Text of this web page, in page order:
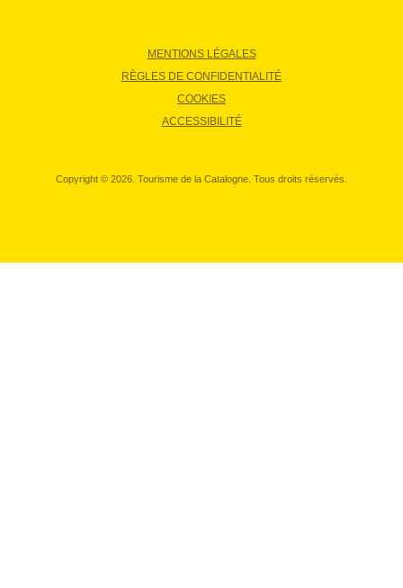
MENTIONS LÉGALES
RÈGLES DE CONFIDENTIALITÉ
COOKIES
ACCESSIBILITÉ
Copyright © 2026. Tourisme de la Catalogne. Tous droits réservés.